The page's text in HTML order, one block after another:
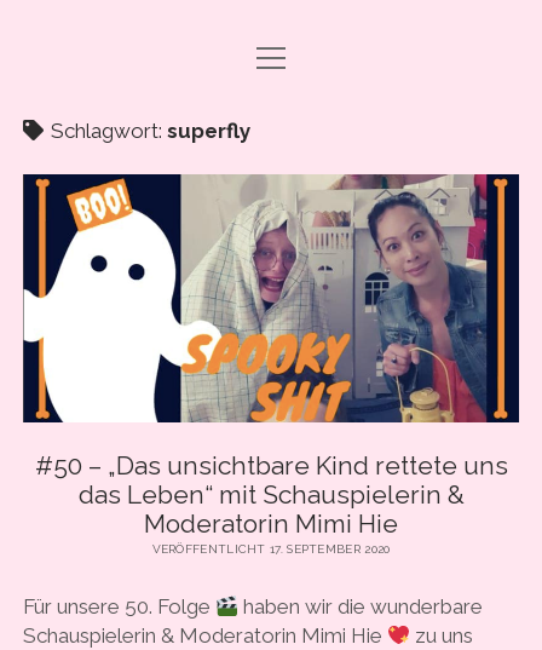
DRAMA CARBONARA, BABY!
ABO & SUPPORT
PODCAST FOLGEN
SHOP
ÜBER UNS
PRESSE
EVENTS & BOOKING
INFO Menü
IMPRESSUM
ANLEITUNG ZUM PODCAST-HÖREN
COOKIE-RICHTLINIE (EU)
facebook
instagram
youtube
emailspotify
Menü
öffnen
Schlagwort: superfly
#50 – „Das unsichtbare Kind rettete uns
das Leben“ mit Schauspielerin &
Moderatorin Mimi Hie
VERÖFFENTLICHT 17. SEPTEMBER 2020
Für unsere 50. Folge
haben wir die wunderbare
Schauspielerin & Moderatorin Mimi Hie
zu uns